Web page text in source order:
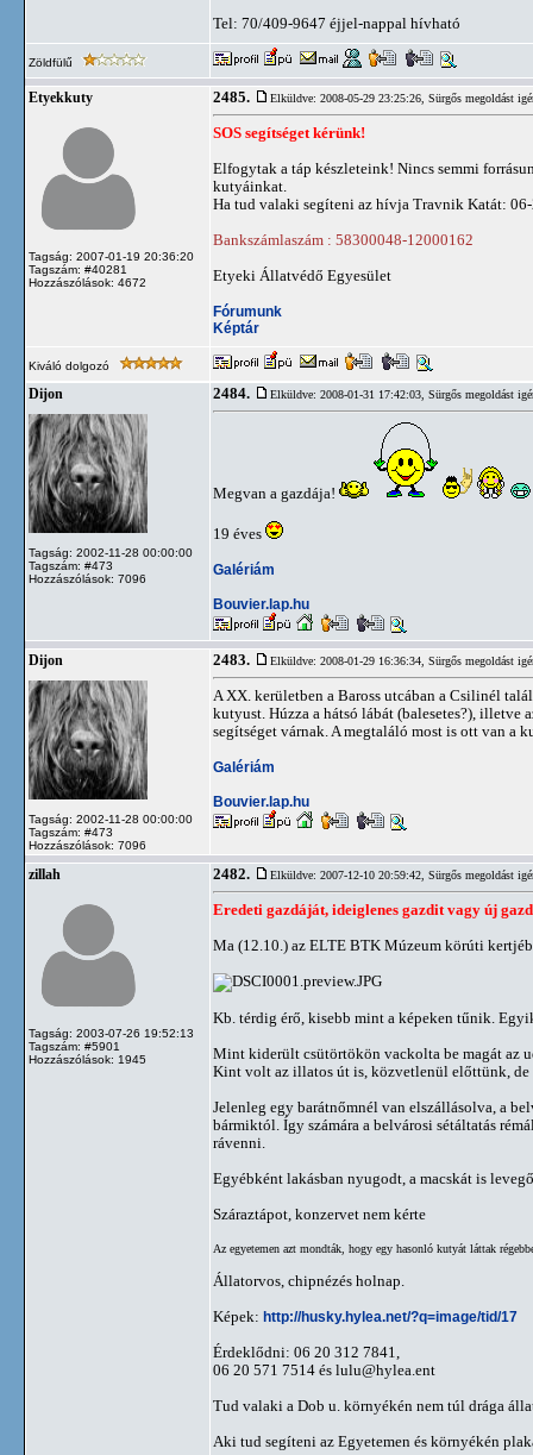
Tel: 70/409-9647 éjjel-nappal hívható
Zöldfülű
Etyekkuty
Tagság: 2007-01-19 20:36:20
Tagszám: #40281
Hozzászólások: 4672
2485. Elküldve: 2008-05-29 23:25:26, Sürgős megoldást
SOS segítséget kérünk!
Elfogytak a táp készleteink! Nincs semmi
kutyáinkat.
Ha tud valaki segíteni az hívja Travnik Katát:
Bankszámlaszám : 58300048-12000162
Etyeki Állatvédő Egyesület
Fórumunk
Képtár
Kiváló dolgozó
Dijon
Tagság: 2002-11-28 00:00:00
Tagszám: #473
Hozzászólások: 7096
2484. Elküldve: 2008-01-31 17:42:03, Sürgős megoldást
Megvan a gazdája!
19 éves
Galériám
Bouvier.lap.hu
Dijon
Tagság: 2002-11-28 00:00:00
Tagszám: #473
Hozzászólások: 7096
2483. Elküldve: 2008-01-29 16:36:34, Sürgős megoldást
A XX. kerületben a Baross utcában a Csilinél
kutyust. Húzza a hátsó lábát (balesetes?), illetve
segítséget várnak. A megtaláló most is ott van
Galériám
Bouvier.lap.hu
zillah
Tagság: 2003-07-26 19:52:13
Tagszám: #5901
Hozzászólások: 1945
2482. Elküldve: 2007-12-10 20:59:42, Sürgős megoldást
Eredeti gazdáját, ideiglenes gazdit vagy új
Ma (12.10.) az ELTE BTK Múzeum körúti
Kb. térdig érő, kisebb mint a képeken tűnik.
Mint kiderült csütörtökön vackolta be magát az
Kint volt az illatos út is, közvetlenül előttünk, de
Jelenleg egy barátnőmnél van elszállásolva, a
bármiktól. Így számára a belvárosi sétáltatás
rávenni.
Egyébként lakásban nyugodt, a macskát is
Száraztápot, konzervet nem kérte
Az egyetemen azt mondták, hogy egy hasonló kutyát láttak
Állatorvos, chipnézés holnap.
Képek: http://husky.hylea.net/?q=image/tid/17
Érdeklődni: 06 20 312 7841,
06 20 571 7514 és lulu@hylea.ent
Tud valaki a Dob u. környékén nem túl drága
Aki tud segíteni az Egyetemen és környékén